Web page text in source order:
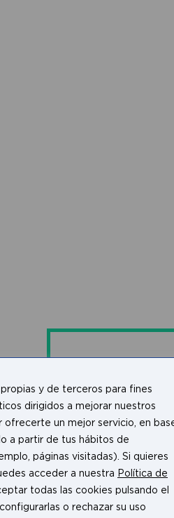
y de terceros para fines
dirigidos a mejorar nuestros
ofrecerte un mejor servicio, en
a partir de tus hábitos de
páginas visitadas). Si quieres
acceder a nuestra Política de
todas las cookies pulsando el
o rechazar su uso
Pretendíamos que
crecimiento a nivel
respondiera al
obligaciones legales
realizado y del
empresa, reduciendo
y tratando de no
empleado.